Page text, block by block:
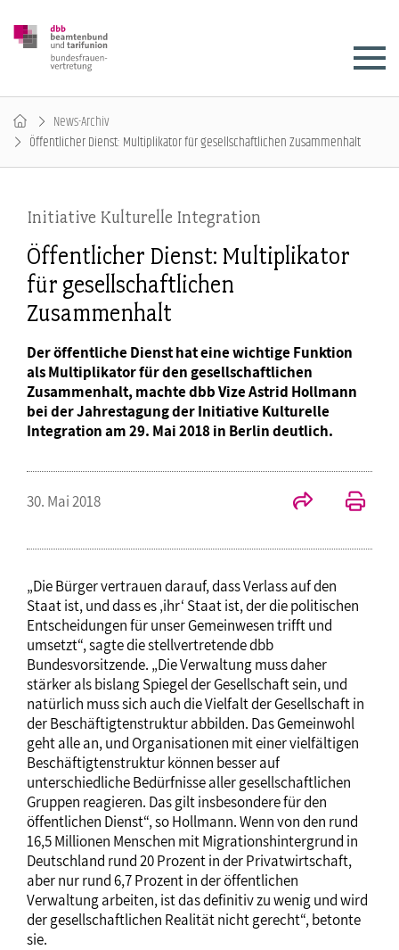
News-Archiv
Öffentlicher Dienst: Multiplikator für gesellschaftlichen Zusammenhalt
Initiative Kulturelle Integration
Öffentlicher Dienst: Multiplikator
für gesellschaftlichen
Zusammenhalt
Der öffentliche Dienst hat eine wichtige Funktion
als Multiplikator für den gesellschaftlichen
Zusammenhalt, machte dbb Vize Astrid Hollmann
bei der Jahrestagung der Initiative Kulturelle
Integration am 29. Mai 2018 in Berlin deutlich.
30. Mai 2018
„Die Bürger vertrauen darauf, dass Verlass auf den
Staat ist, und dass es ‚ihr‘ Staat ist, der die politischen
Entscheidungen für unser Gemeinwesen trifft und
umsetzt“, sagte die stellvertretende dbb
Bundesvorsitzende. „Die Verwaltung muss daher
stärker als bislang Spiegel der Gesellschaft sein, und
natürlich muss sich auch die Vielfalt der Gesellschaft in
der Beschäftigtenstruktur abbilden. Das Gemeinwohl
geht alle an, und Organisationen mit einer vielfältigen
Beschäftigtenstruktur können besser auf
unterschiedliche Bedürfnisse aller gesellschaftlichen
Gruppen reagieren. Das gilt insbesondere für den
öffentlichen Dienst“, so Hollmann. Wenn von den rund
16,5 Millionen Menschen mit Migrationshintergrund in
Deutschland rund 20 Prozent in der Privatwirtschaft,
aber nur rund 6,7 Prozent in der öffentlichen
Verwaltung arbeiten, ist das definitiv zu wenig und wird
der gesellschaftlichen Realität nicht gerecht“, betonte
sie.